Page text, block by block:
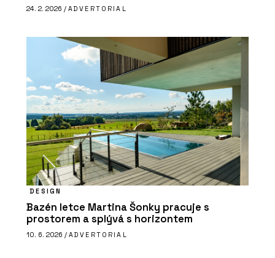
24. 2. 2026 / ADVERTORIAL
DESIGN
Bazén letce Martina Šonky pracuje s
prostorem a splývá s horizontem
10. 6. 2026 / ADVERTORIAL